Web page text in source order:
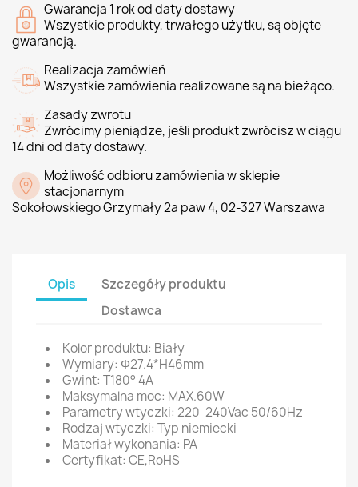
Gwarancja 1 rok od daty dostawy
Wszystkie produkty, trwałego użytku, są objęte
gwarancją.
Realizacja zamówień
Wszystkie zamówienia realizowane są na bieżąco.
Zasady zwrotu
Zwrócimy pieniądze, jeśli produkt zwrócisz w ciągu
14 dni od daty dostawy.
Możliwość odbioru zamówienia w sklepie
stacjonarnym
Sokołowskiego Grzymały 2a paw 4, 02-327 Warszawa
Opis
Szczegóły produktu
Dostawca
Kolor produktu: Biały
Wymiary: Φ27.4*H46mm
Gwint: T180° 4A
Maksymalna moc: MAX.60W
Parametry wtyczki: 220-240Vac 50/60Hz
Rodzaj wtyczki: Typ niemiecki
Materiał wykonania: PA
Certyfikat: CE,RoHS